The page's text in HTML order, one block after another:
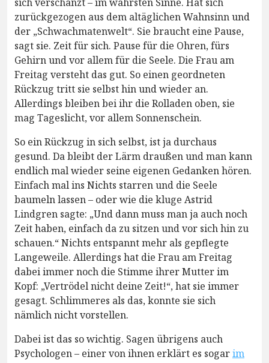
zurückgezogen aus dem altäglichen Wahnsinn und
der „Schwachmatenwelt“. Sie braucht eine Pause,
sagt sie. Zeit für sich. Pause für die Ohren, fürs
Gehirn und vor allem für die Seele. Die Frau am
Freitag versteht das gut. So einen geordneten
Rückzug tritt sie selbst hin und wieder an.
Allerdings bleiben bei ihr die Rolladen oben, sie
mag Tageslicht, vor allem Sonnenschein.
So ein Rückzug in sich selbst, ist ja durchaus
gesund. Da bleibt der Lärm draußen und man kann
endlich mal wieder seine eigenen Gedanken hören.
Einfach mal ins Nichts starren und die Seele
baumeln lassen – oder wie die kluge Astrid
Lindgren sagte: „Und dann muss man ja auch noch
Zeit haben, einfach da zu sitzen und vor sich hin zu
schauen.“ Nichts entspannt mehr als gepflegte
Langeweile. Allerdings hat die Frau am Freitag
dabei immer noch die Stimme ihrer Mutter im
Kopf: „Vertrödel nicht deine Zeit!“, hat sie immer
gesagt. Schlimmeres als das, konnte sie sich
nämlich nicht vorstellen.
Dabei ist das so wichtig. Sagen übrigens auch
Psychologen – einer von ihnen erklärt es sogarim